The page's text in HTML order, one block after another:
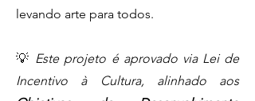
levando arte para todos.
💡 Este projeto é aprovado via Lei de
Incentivo à Cultura, alinhado aos